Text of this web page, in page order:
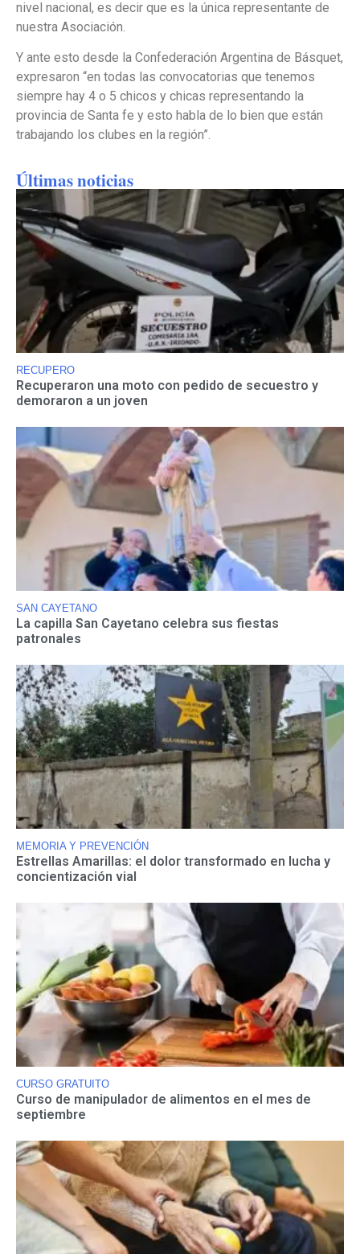
nivel nacional, es decir que es la única representante de
nuestra Asociación.
Y ante esto desde la Confederación Argentina de Básquet,
expresaron “en todas las convocatorias que tenemos
siempre hay 4 o 5 chicos y chicas representando la
provincia de Santa fe y esto habla de lo bien que están
trabajando los clubes en la región”.
Últimas noticias
RECUPERO
Recuperaron una moto con pedido de secuestro y
demoraron a un joven
SAN CAYETANO
La capilla San Cayetano celebra sus fiestas
patronales
MEMORIA Y PREVENCIÓN
Estrellas Amarillas: el dolor transformado en lucha y
concientización vial
CURSO GRATUITO
Curso de manipulador de alimentos en el mes de
septiembre